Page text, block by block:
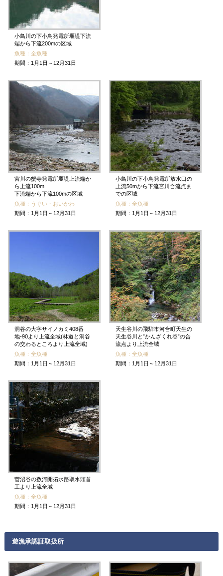
小鳥川の下小鳥発電所堰堤下流
端から下流200mの区域
魚種：全魚種
期間：1月1日～12月31日
宮川の蟹寺発電所堰堤上流端か
ら上流100m
下流端から下流100mの区域
魚種：うぐい・おいかわ
期間：1月1日～12月31日
小鳥川の下小鳥発電所放水口の
上流50mから下流宮川合流点ま
での区域
魚種：全魚種
期間：1月1日～12月31日
洞谷の大字サイノカミ408番
地-90より上流全域(林道と洞谷
の交わるところより上流全域)
魚種：全魚種
期間：1月1日～12月31日
天生谷川の飛騨市河合町天生の
天生谷川と”かんざくれ谷”の合
流点より上流全域
魚種：全魚種
期間：1月1日～12月31日
菅沼谷の数河開拓水路取水頭首
工より上流全域
魚種：全魚種
期間：1月1日～12月31日
遊漁承認証取扱所